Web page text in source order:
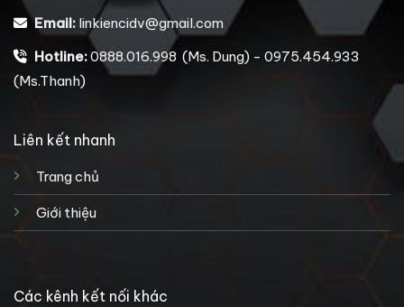
Email: linkiencidv@gmail.com
Hotline:0888.016.998 (Ms. Dung) - 0975.454.933
(Ms.Thanh)
Liên kết nhanh
Trang chủ
Giới thiệu
Các kênh kết nối khác